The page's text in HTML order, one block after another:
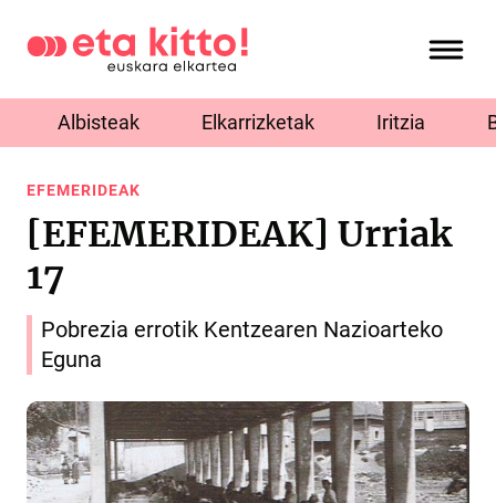
Albisteak Elkarrizketak Iritzia
EFEMERIDEAK
[EFEMERIDEAK] Urriak
17
Pobrezia errotik Kentzearen Nazioarteko
Eguna